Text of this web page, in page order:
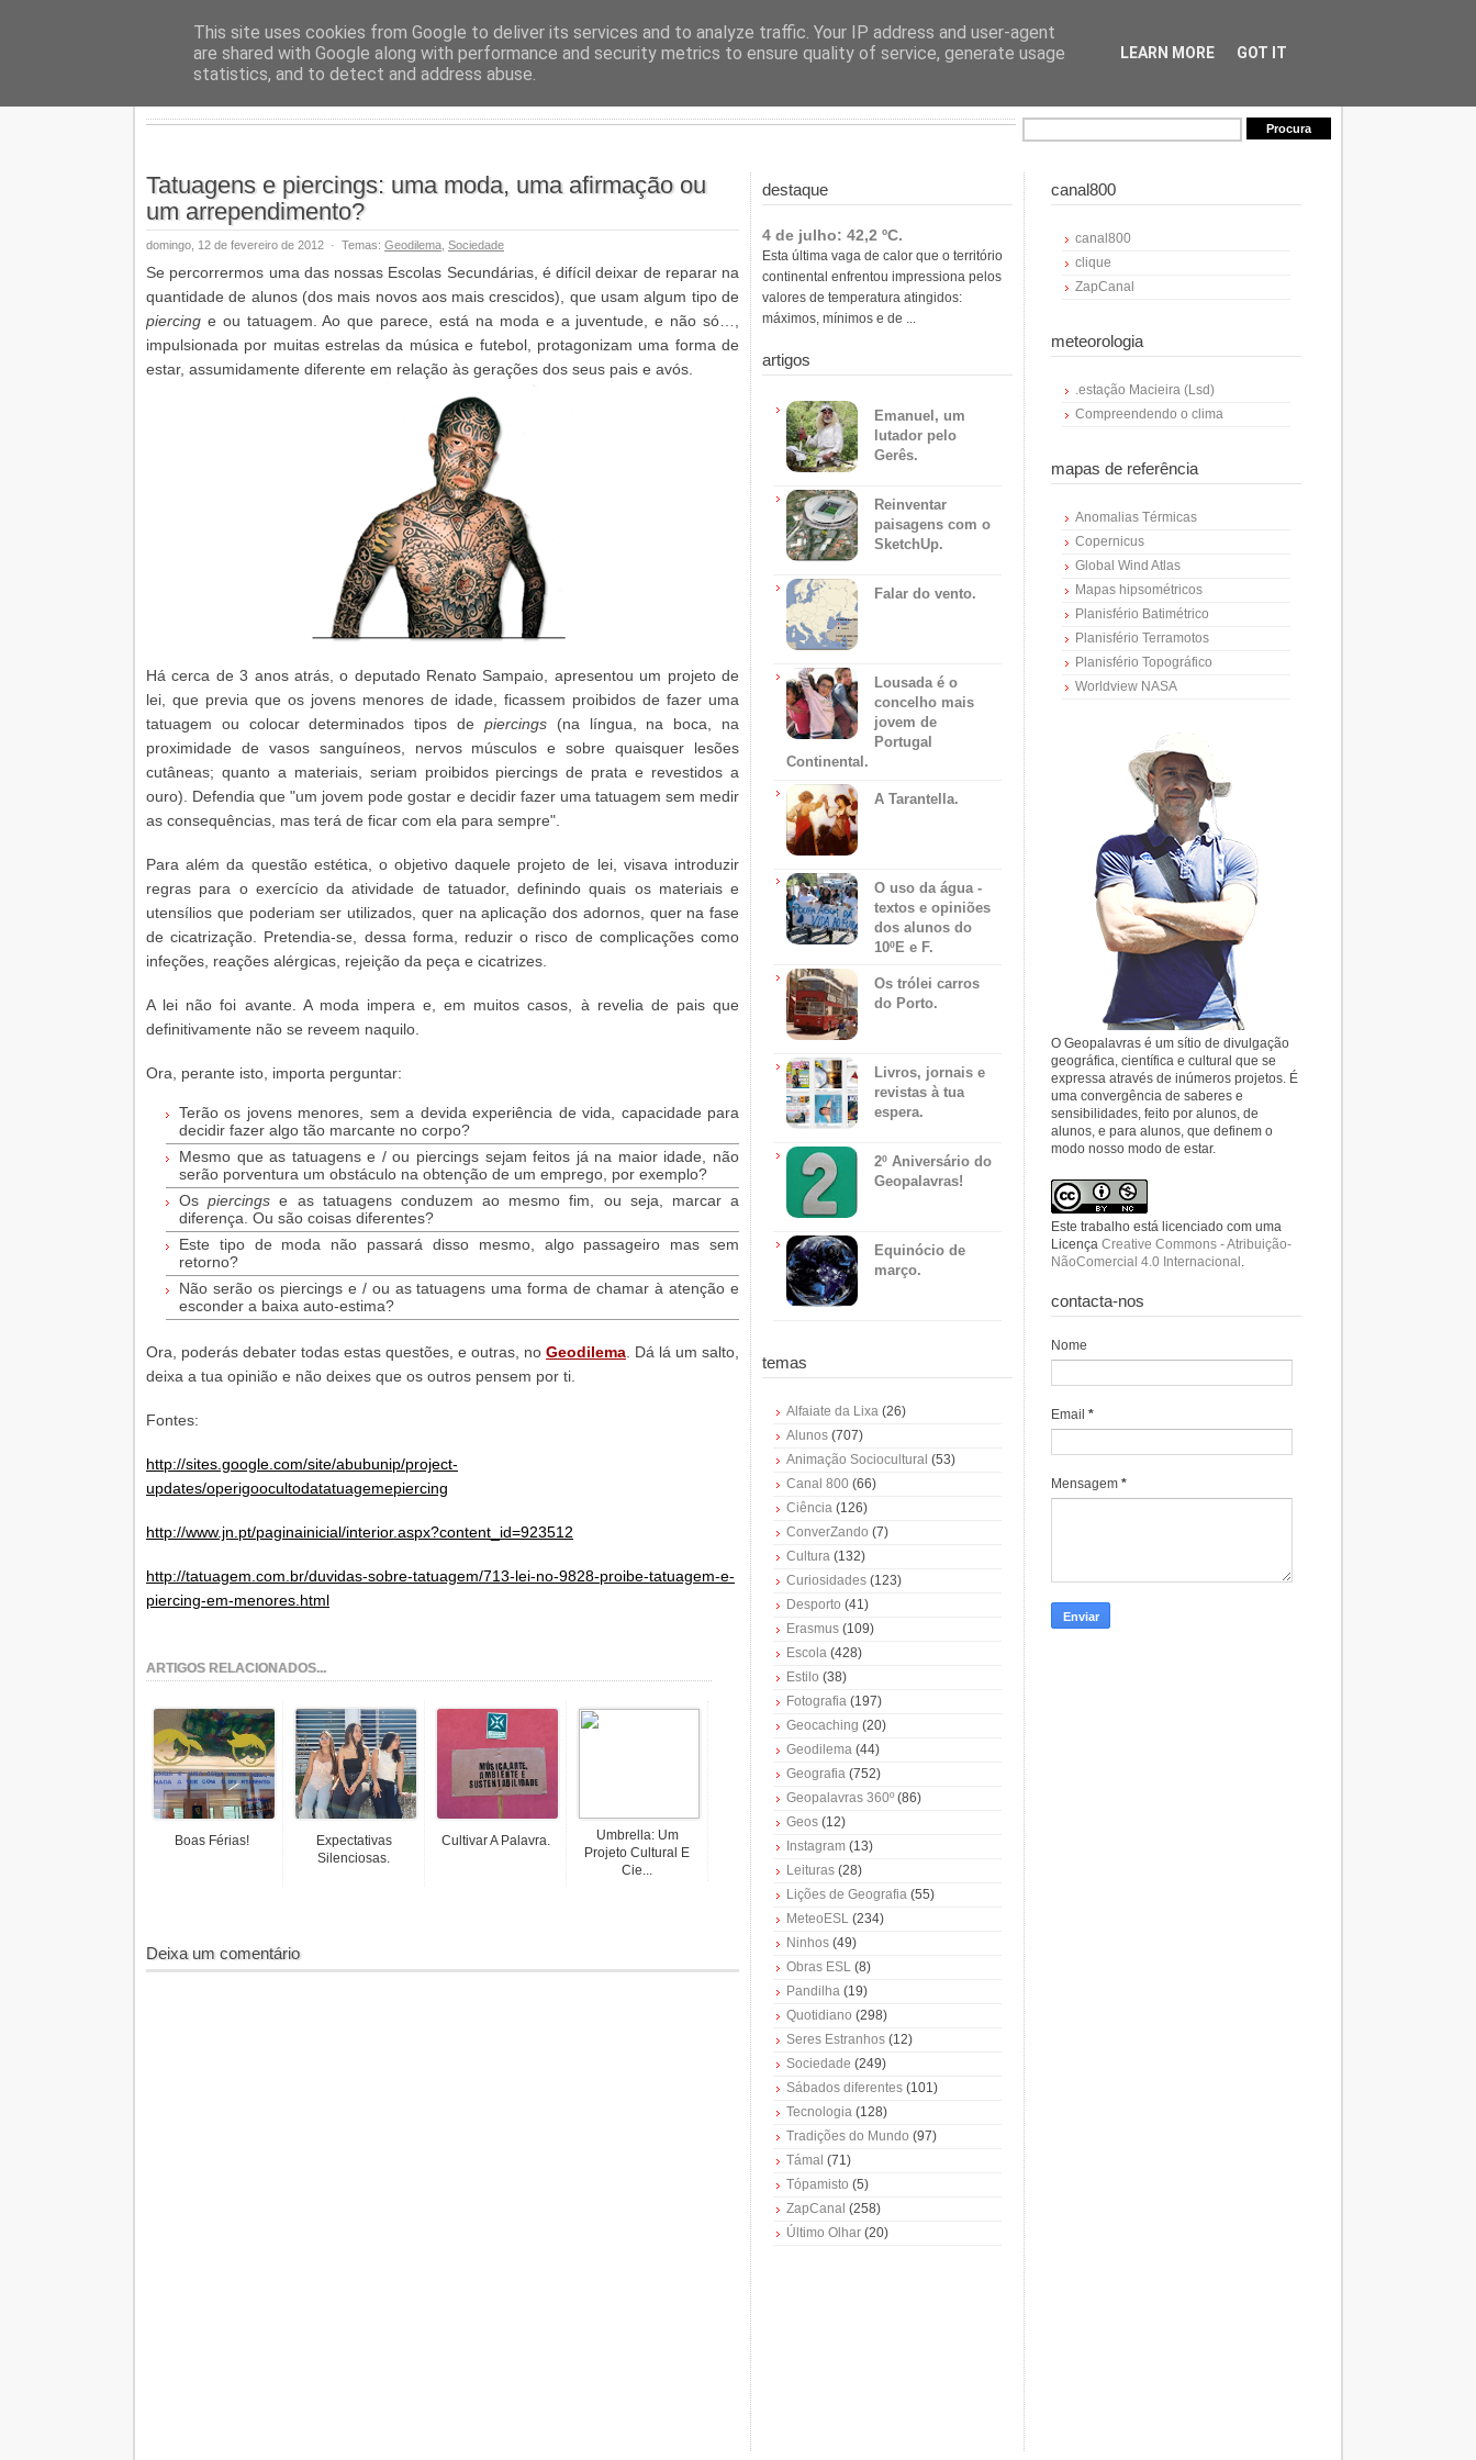
Geopalavras
Tatuagens e piercings: uma moda, uma afirmação ou
um arrependimento?
domingo, 12 de fevereiro de 2012 · Temas: Geodilema Sociedade
Se percorrermos uma das nossas Escolas Secundárias, é difícil deixar de reparar na
quantidade de alunos (dos mais novos aos mais crescidos), que usam algum tipo de
piercing e ou tatuagem. Ao que parece, está na moda e a juventude, e não só…,
impulsionada por muitas estrelas da música e futebol, protagonizam uma forma de
estar, assumidamente diferente em relação às gerações dos seus pais e avós.
Há cerca de 3 anos atrás, o deputado Renato Sampaio, apresentou um projeto de
lei, que previa que os jovens menores de idade, ficassem proibidos de fazer uma
tatuagem ou colocar determinados tipos de piercings(na língua, na boca, na
proximidade de vasos sanguíneos, nervos músculos e sobre quaisquer lesões
cutâneas; quanto a materiais, seriam proibidos piercings de prata e revestidos a
ouro). Defendia que "um jovem pode gostar e decidir fazer uma tatuagem sem medir
as consequências, mas terá de ficar com ela para sempre".
Para além da questão estética, o objetivo daquele projeto de lei, visava introduzir
regras para o exercício da atividade de tatuador, definindo quais os materiais e
utensílios que poderiam ser utilizados, quer na aplicação dos adornos, quer na fase
de cicatrização. Pretendia-se, dessa forma, reduzir o risco de complicações como
infeções, reações alérgicas, rejeição da peça e cicatrizes.
A lei não foi avante. A moda impera e, em muitos casos, à revelia de pais que
definitivamente não se reveem naquilo.
Ora, perante isto, importa perguntar:
Terão os jovens menores, sem a devida experiência de vida, capacidade para
decidir fazer algo tão marcante no corpo?
Mesmo que as tatuagens e / ou piercings sejam feitos já na maior idade, não
serão porventura um obstáculo na obtenção de um emprego, por exemplo?
Ospiercings e as tatuagens conduzem ao mesmo fim, ou seja, marcar a
diferença. Ou são coisas diferentes?
Este tipo de moda não passará disso mesmo, algo passageiro mas sem
retorno?
Não serão os piercings e / ou as tatuagens uma forma de chamar à atenção e
esconder a baixa auto-estima?
Ora, poderás debater todas estas questões, e outras, no Geodilema . Dá lá um salto,
deixa a tua opinião e não deixes que os outros pensem por ti.
Fontes:
http://sites.google.com/site/abubunip/project-
updates/operigoocultodatatuagemepiercing
http://www.jn.pt/paginainicial/interior.aspx?content_id=923512
http://tatuagem.com.br/duvidas-sobre-tatuagem/713-lei-no-9828-proibe-tatuagem-e-
piercing-em-menores.html
ARTIGOS RELACIONADOS...
Boas Férias!
Expectativas
Silenciosas.
Cultivar A Palavra.
Umbrella: Um
Projeto Cultural E
Cie...
Deixa um comentário
destaque
4 de julho: 42,2 ºC.
Esta última vaga de calor que o território
continental enfrentou impressiona pelos
valores de temperatura atingidos:
máximos, mínimos e de ...
artigos
Emanuel, um
lutador pelo
Gerês.
Reinventar
paisagens com o
SketchUp.
Falar do vento.
Lousada é o
concelho mais
jovem de
Portugal
Continental.
A Tarantella.
O uso da água -
textos e opiniões
dos alunos do
10ºE e F.
Os trólei carros
do Porto.
Livros, jornais e
revistas à tua
espera.
2º Aniversário do
Geopalavras!
Equinócio de
março.
temas
Alfaiate da Lixa (26)
Alunos (707)
Animação Sociocultural (53)
Canal 800 (66)
Ciência (126)
ConverZando (7)
Cultura (132)
Curiosidades (123)
Desporto (41)
Erasmus (109)
Escola (428)
Estilo (38)
Fotografia (197)
Geocaching (20)
Geodilema (44)
Geografia (752)
Geopalavras 360º (86)
Geos (12)
Instagram (13)
Leituras (28)
Lições de Geografia (55)
MeteoESL (234)
Ninhos (49)
Obras ESL (8)
Pandilha (19)
Quotidiano (298)
Seres Estranhos (12)
Sociedade (249)
Sábados diferentes (101)
Tecnologia (128)
Tradições do Mundo (97)
Támal (71)
Tópamisto (5)
ZapCanal (258)
Último Olhar (20)
canal800
canal800
clique
ZapCanal
meteorologia
.estação Macieira (Lsd)
Compreendendo o clima
mapas de referência
Anomalias Térmicas
Copernicus
Global Wind Atlas
Mapas hipsométricos
Planisfério Batimétrico
Planisfério Terramotos
Planisfério Topográfico
Worldview NASA
O Geopalavras é um sítio de divulgação
geográfica, científica e cultural que se
expressa através de inúmeros projetos. É
uma convergência de saberes e
sensibilidades, feito por alunos, de
alunos, e para alunos, que definem o
modo nosso modo de estar.
Este trabalho está licenciado com uma
Licença Creative Commons - Atribuição-
NãoComercial 4.0 Internacional .
contacta-nos
Nome
Email *
Mensagem *
This site uses cookies from Google to deliver its services and to analyze traffic. Your IP address and user-agent
are shared with Google along with performance and security metrics to ensure quality of service, generate usage
statistics, and to detect and address abuse.
LEARN MORE GOT IT